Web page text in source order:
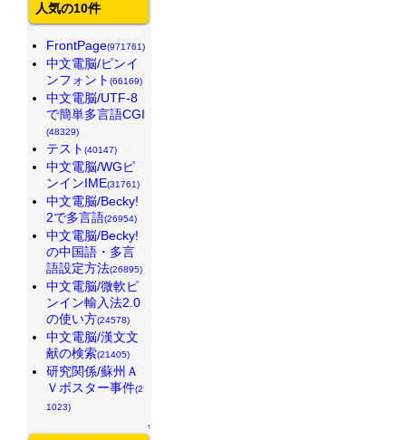
人気の10件
FrontPage(971761)
中文電脳/ピンイ
ンフォント (66169)
中文電脳/UTF-8
で簡単多言語CGI
(48329)
テスト (40147)
中文電脳/WGピ
ンインIME(31761)
中文電脳/Becky!
2で多言語(26954)
中文電脳/Becky!
の中国語・多言
語設定方法(26895)
中文電脳/微軟ピ
ンイン輸入法2.0
の使い方(24578)
中文電脳/漢文文
献の検索(21405)
研究関係/蘇州Ａ
Ｖポスター事件(2
1023)
↑